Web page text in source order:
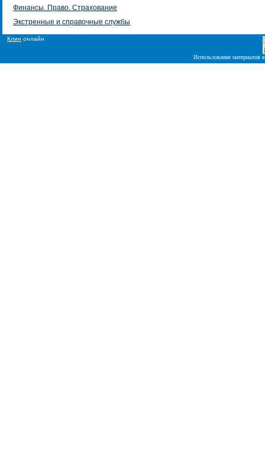
Финансы. Право. Страхование
Экстренные и справочные службы
Клин онлайн
Использование материалов